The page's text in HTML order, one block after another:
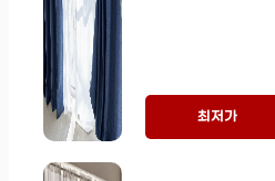
최저가